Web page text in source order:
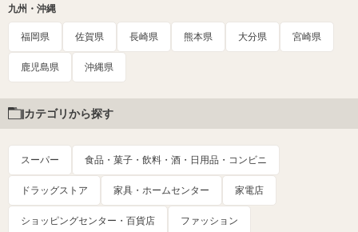
九州・沖縄
福岡県 佐賀県 長崎県 熊本県 大分県 宮崎県
鹿児島県 沖縄県
カテゴリから探す
スーパー 食品・菓子・飲料・酒・日用品・コンビニ
ドラッグストア 家具・ホームセンター 家電店
ショッピングセンター・百貨店 ファッション